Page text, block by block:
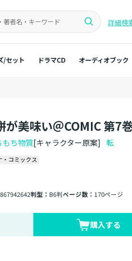
詳細検
/セット ドラマCD オーディオブック
美味い＠COMIC 第7
もち物質[キャラクター原案]転
・コミックス
判型：B6判ページ数：170ページ
購入する